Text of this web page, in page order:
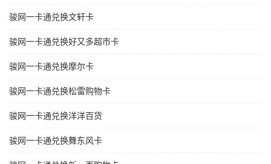
骏网一卡通兑换文轩卡
骏网一卡通兑换好又多超市卡
骏网一卡通兑换摩尔卡
骏网一卡通兑换松雷购物卡
骏网一卡通兑换洋洋百货
骏网一卡通兑换舞东风卡